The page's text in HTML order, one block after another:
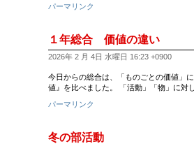
パーマリンク
１年総合 価値の違い
2026年 2 月 4日 水曜日 16:23 +0900
今日からの総合は、「ものごとの価値」
値』を比べました。 「活動」「物」に対
パーマリンク
冬の部活動